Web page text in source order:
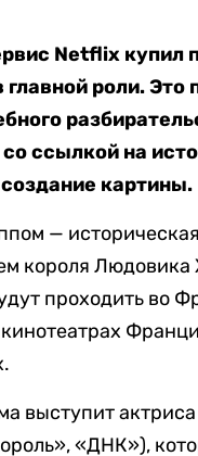
Netflix купил
роли. Это
ссылкой на
картины.
—
короля
проходить во
выступит
«ДНК»),